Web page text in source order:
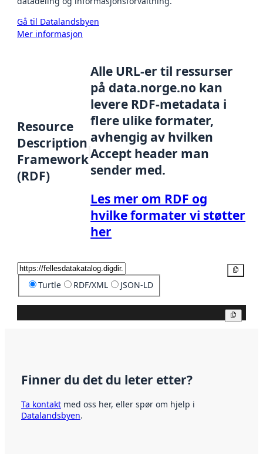
Gå til Datalandsbyen
Mer informasjon
Resource
Description
Framework
(RDF)
Alle URL-er til ressurser
på data.norge.no kan
levere RDF-metadata i
flere ulike formater,
avhengig av hvilken
Accept header man
sender med.
Les mer om RDF og
hvilke formater vi støtter
her
Turtle RDF/XML JSON-LD
Finner du det du leter etter?
Ta kontakt med oss her, eller spør om hjelp i
Datalandsbyen.